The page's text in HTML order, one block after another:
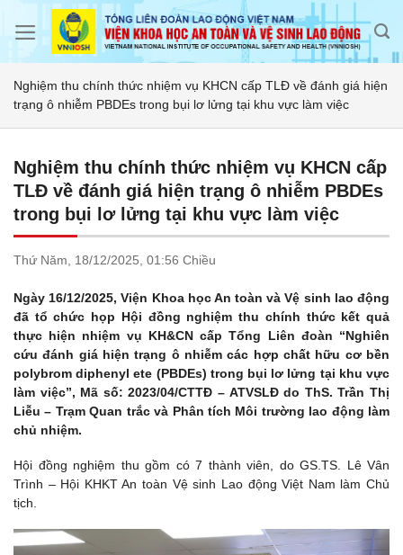
Nghiệm thu chính thức nhiệm vụ KHCN cấp TLĐ về đánh giá hiện
trạng ô nhiễm PBDEs trong bụi lơ lửng tại khu vực làm việc
Nghiệm thu chính thức nhiệm vụ KHCN cấp
TLĐ về đánh giá hiện trạng ô nhiễm PBDEs
trong bụi lơ lửng tại khu vực làm việc
Thứ Năm, 18/12/2025, 01:56 Chiều
Ngày 16/12/2025, Viện Khoa học An toàn và Vệ sinh lao động
đã tổ chức họp Hội đồng nghiệm thu chính thức kết quả
thực hiện nhiệm vụ KH&CN cấp Tổng Liên đoàn “Nghiên
cứu đánh giá hiện trạng ô nhiễm các hợp chất hữu cơ bền
polybrom diphenyl ete (PBDEs) trong bụi lơ lửng tại khu vực
làm việc”, Mã số: 2023/04/CTTĐ – ATVSLĐ do ThS. Trần Thị
Liễu – Trạm Quan trắc và Phân tích Môi trường lao động làm
chủ nhiệm.
Hội đồng nghiệm thu gồm có 7 thành viên, do GS.TS. Lê Vân
Trình – Hội KHKT An toàn Vệ sinh Lao động Việt Nam làm Chủ
tịch.